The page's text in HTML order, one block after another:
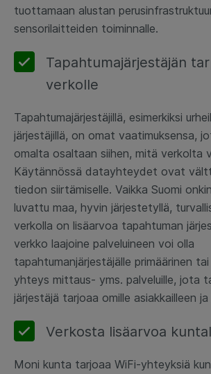
tuottamaan alustan
sensorilaitteiden toiminnalle.
Tapahtumajärjestäjän
verkolle
Tapahtumajärjestäjillä, esimerkiksi
järjestäjillä, on omat vaatimuksensa,
omalta osaltaan siihen, mitä verkolta
Käytännössä datayhteydet ovat
tiedon siirtämiselle. Vaikka Suomi
luvattu maa, hyvin järjestetyllä,
verkolla on lisäarvoa tapahtuman
verkko laajoine palveluineen voi olla
tapahtumanjärjestäjälle primäärinen
yhteys mittaus- yms. palveluille, jota
järjestäjä tarjoaa omille asiakkailleen ja
Verkosta lisäarvoa
Moni kunta tarjoaa WiFi-yhteyksiä